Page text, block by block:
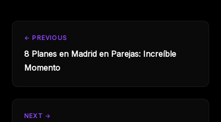
← PREVIOUS
8 Planes en Madrid en Parejas: Increíble
Momento
NEXT →